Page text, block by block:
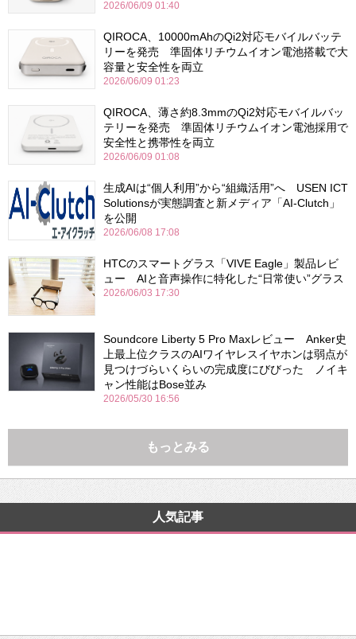
2026/06/09 01:40
QIROCA、10000mAhのQi2対応モバイルバッテ
リーを発売 準固体リチウムイオン電池搭載で大
容量と安全性を両立
2026/06/09 01:23
QIROCA、薄さ約8.3mmのQi2対応モバイルバッ
テリーを発売 準固体リチウムイオン電池採用で
安全性と携帯性を両立
2026/06/09 01:08
生成AIは“個人利用”から“組織活用”へ USEN ICT
Solutionsが実態調査と新メディア「AI-Clutch」
を公開
2026/06/08 17:08
HTCのスマートグラス「VIVE Eagle」製品レビ
ュー AIと音声操作に特化した“日常使い”グラス
2026/06/03 17:30
Soundcore Liberty 5 Pro Maxレビュー Anker史
上最上位クラスのAIワイヤレスイヤホンは弱点が
見つけづらいくらいの完成度にびびった ノイキ
ャン性能はBose並み
2026/05/30 16:56
もっとみる
人気記事